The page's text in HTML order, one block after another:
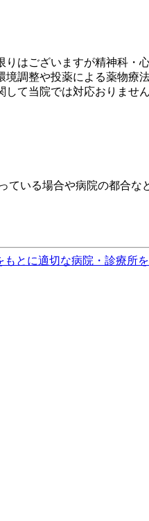
はございますが精神科
調整や投薬による薬物
て当院では対応おりませ
いる場合や病院の都合
とに適切な病院・診療所